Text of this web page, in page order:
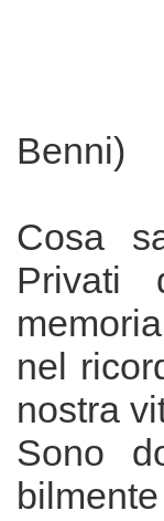
Benni)
Cosa
Privati
nel
nostra
Sono